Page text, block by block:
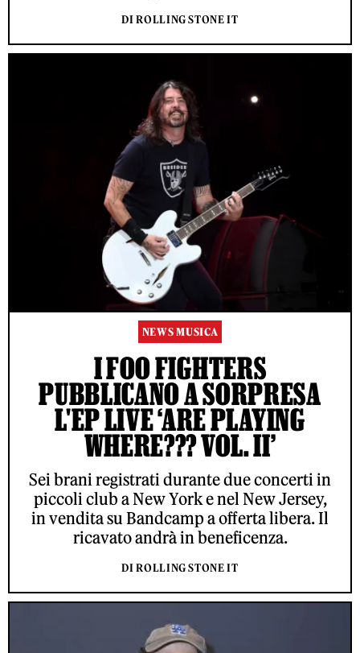
DI ROLLING STONE IT
NEWS MUSICA
I FOO FIGHTERS
PUBBLICANO A SORPRESA
L'EP LIVE ‘ARE PLAYING
WHERE??? VOL. II’
Sei brani registrati durante due concerti in
piccoli club a New York e nel New Jersey,
in vendita su Bandcamp a offerta libera. Il
ricavato andrà in beneficenza.
DI ROLLING STONE IT